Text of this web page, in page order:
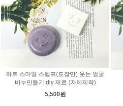
하트 스마일 스템프(도장만) 웃는 얼굴
비누만들기 diy 재료 (자체제작)
5,500원